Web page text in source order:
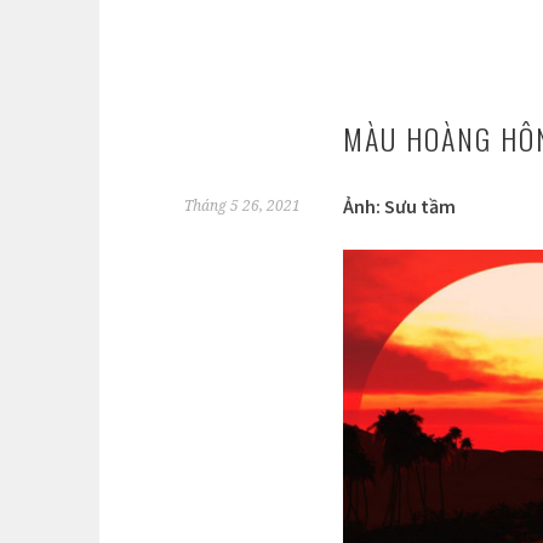
MÀU HOÀNG
Tháng 5 26, 2021 Ảnh: Sưu tầm